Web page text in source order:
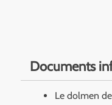
Documents
Le dolmen